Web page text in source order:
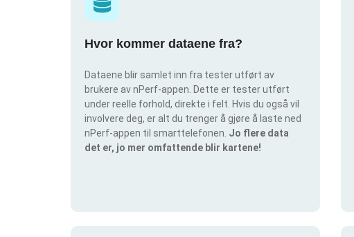
Hvor kommer dataene fra?
Dataene blir samlet inn fra tester utført av
brukere av nPerf-appen. Dette er tester utført
under reelle forhold, direkte i felt. Hvis du også vil
involvere deg, er alt du trenger å gjøre å laste ned
nPerf-appen til smarttelefonen. Jo flere data
det er, jo mer omfattende blir kartene!